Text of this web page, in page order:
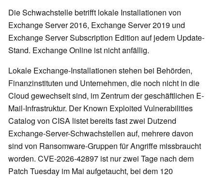
Die Schwachstelle betrifft lokale Installationen von
Exchange Server 2016, Exchange Server 2019 und
Exchange Server Subscription Edition auf jedem Update-
Stand. Exchange Online ist nicht anfällig.
Lokale Exchange-Installationen stehen bei Behörden,
Finanzinstituten und Unternehmen, die noch nicht in die
Cloud gewechselt sind, im Zentrum der geschäftlichen E-
Mail-Infrastruktur. Der Known Exploited Vulnerabilities
Catalog von CISA listet bereits fast zwei Dutzend
Exchange-Server-Schwachstellen auf, mehrere davon
sind von Ransomware-Gruppen für Angriffe missbraucht
worden. CVE-2026-42897 ist nur zwei Tage nach dem
Patch Tuesday im Mai aufgetaucht, bei dem 120